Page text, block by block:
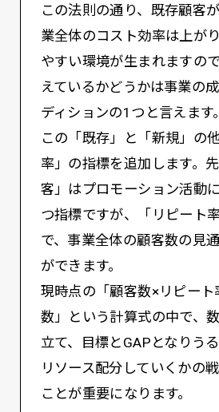
この法則の通り、既存顧客
業全体のコスト効率は上が
やすい環境が生まれますの
えているかどうかは事業の
ディションの1つと言えます。
この「既存」と「新規」の
率」の指標を追加します。
客」はプロモーション活動
つ指標ですが、「リピート
で、事業全体の顧客数の見
ができます。
現時点の「顧客数×リピート
数」という計算式の中で、
立て、目標とGAPとなりう
リソース配分していくかの
ことが重要になります。